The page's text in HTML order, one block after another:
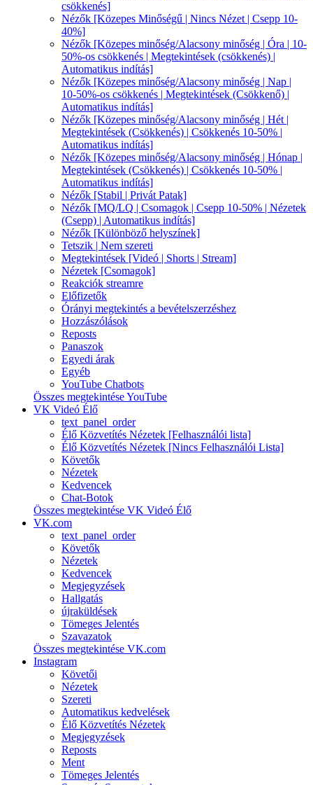
csökkenés]
Nézők [Közepes Minőségű | Nincs Nézet | Csepp 10-
40%]
Nézők [Közepes minőség/Alacsony minőség | Óra | 10-
50%-os csökkenés | Megtekintések (csökkenés) |
Automatikus indítás]
Nézők [Közepes minőség/Alacsony minőség | Nap |
10-50%-os csökkenés | Megtekintések (Csökkenő) |
Automatikus indítás]
Nézők [Közepes minőség/Alacsony minőség | Hét |
Megtekintések (Csökkenés) | Csökkenés 10-50% |
Automatikus indítás]
Nézők [Közepes minőség/Alacsony minőség | Hónap |
Megtekintések (Csökkenés) | Csökkenés 10-50% |
Automatikus indítás]
Nézők [Stabil | Privát Patak]
Nézők [MQ/LQ | Csomagok | Csepp 10-50% | Nézetek
(Csepp) | Automatikus indítás]
Nézők [Különböző helyszínek]
Tetszik | Nem szereti
Megtekintések [Videó | Shorts | Stream]
Nézetek [Csomagok]
Reakciók streamre
Előfizetők
Órányi megtekintés a bevételszerzéshez
Hozzászólások
Reposts
Panaszok
Egyedi árak
Egyéb
YouTube Chatbots
Összes megtekintése YouTube
VK Videó Élő
text_panel_order
Élő Közvetítés Nézetek [Felhasználói lista]
Élő Közvetítés Nézetek [Nincs Felhasználói Lista]
Követők
Nézetek
Kedvencek
Chat-Botok
Összes megtekintése VK Videó Élő
VK.com
text_panel_order
Követők
Nézetek
Kedvencek
Megjegyzések
Hallgatás
újraküldések
Tömeges Jelentés
Szavazatok
Összes megtekintése VK.com
Instagram
Követői
Nézetek
Szereti
Automatikus kedvelések
Élő Közvetítés Nézetek
Megjegyzések
Reposts
Ment
Tömeges Jelentés